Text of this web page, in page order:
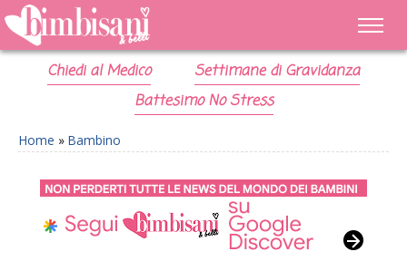
Chiedi al Medico
Settimane di Gravidanza
Battesimo No Stress
Home » Bambino